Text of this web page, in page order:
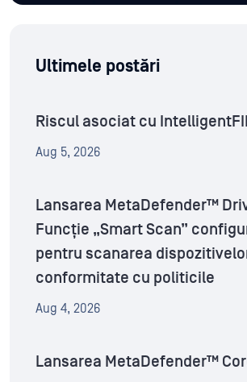
Ultimele postări
Riscul asociat cu
Aug 5, 2026
Lansarea MetaDefender™
Funcție „Smart Scan”
pentru scanarea
conformitate cu politicile
Aug 4, 2026
Lansarea MetaDefender™